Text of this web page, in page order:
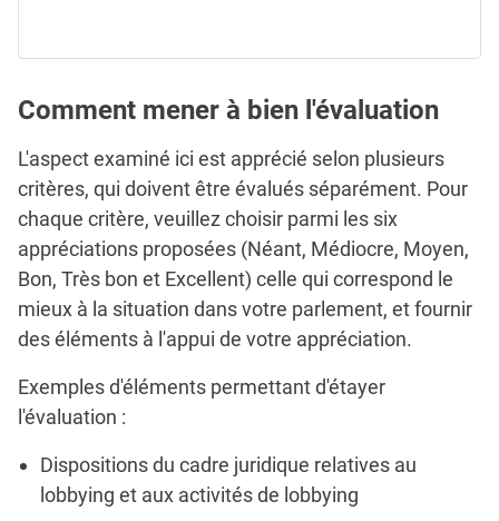
Comment mener à bien l'évaluation
L'aspect examiné ici est apprécié selon plusieurs
critères, qui doivent être évalués séparément. Pour
chaque critère, veuillez choisir parmi les six
appréciations proposées (Néant, Médiocre, Moyen,
Bon, Très bon et Excellent) celle qui correspond le
mieux à la situation dans votre parlement, et fournir
des éléments à l'appui de votre appréciation.
Exemples d'éléments permettant d'étayer
l'évaluation :
Dispositions du cadre juridique relatives au
lobbying et aux activités de lobbying